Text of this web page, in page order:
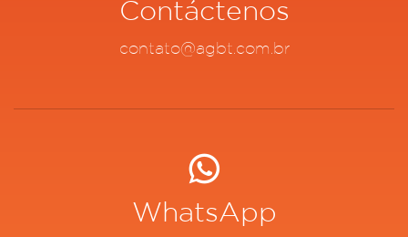
Contáctenos
contato@agbt.com.br
WhatsApp